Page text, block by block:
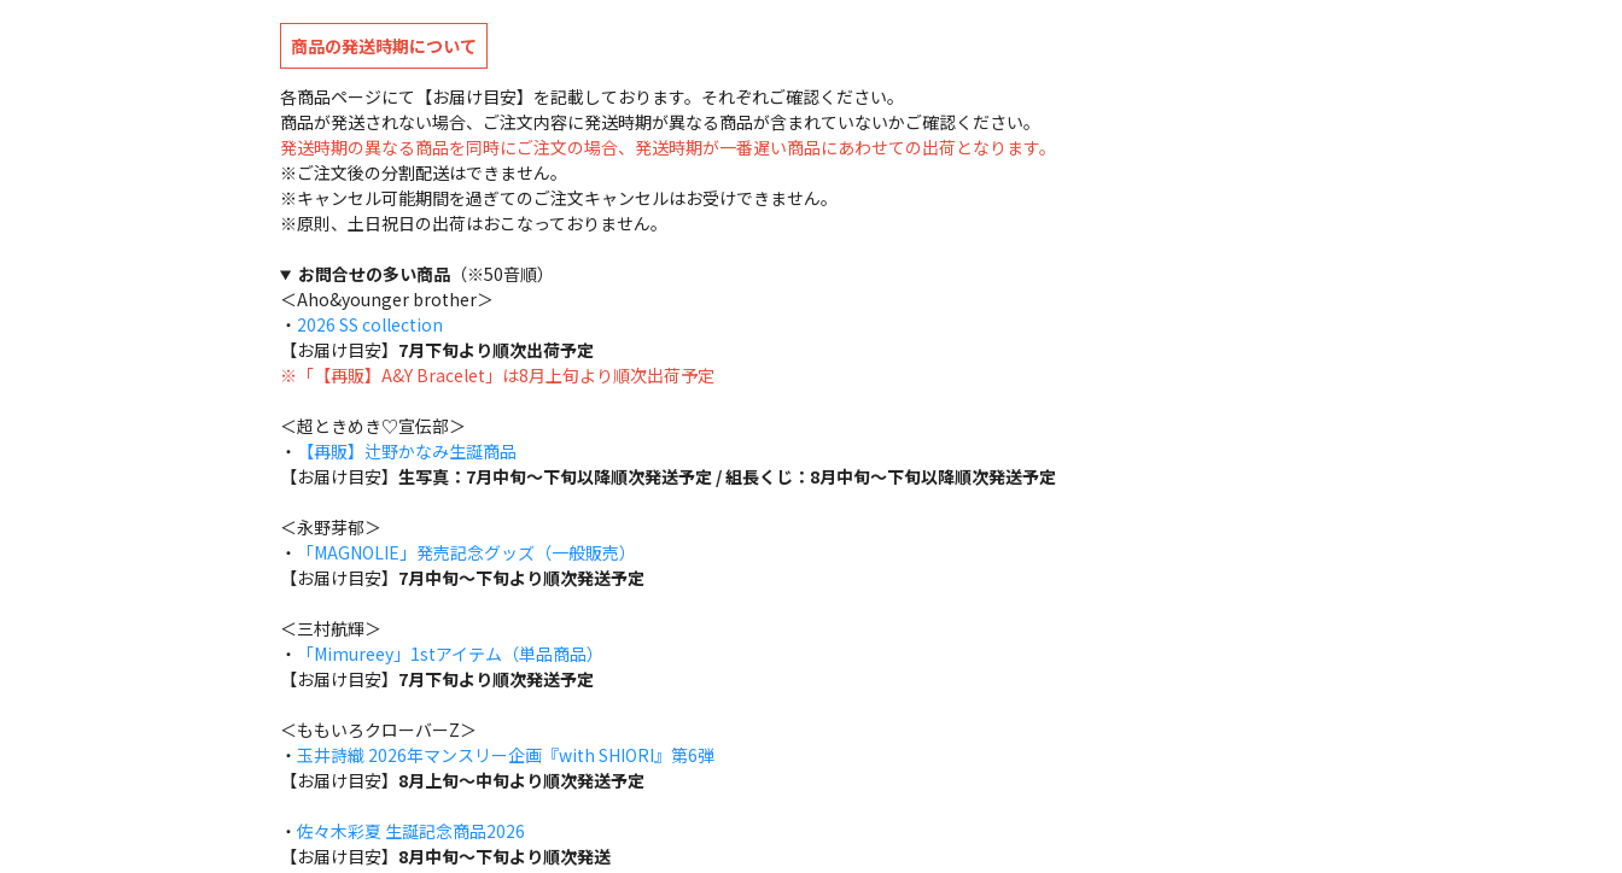
商品の発送時期について
各商品ページにて【お届け目安】を記載しております。それぞれご確認ください。
商品が発送されない場合、ご注文内容に発送時期が異なる商品が含まれていないかご確認ください。
発送時期の異なる商品を同時にご注文の場合、発送時期が一番遅い商品にあわせての出荷となります。
※ご注文後の分割配送はできません。
※キャンセル可能期間を過ぎてのご注文キャンセルはお受けできません。
※原則、土日祝日の出荷はおこなっておりません。
お問合せの多い商品（※50音順）
＜Aho&younger brother＞
・ 2026 SS collection
【お届け目安】 7月下旬より順次出荷予定
※「【再販】A&Y Bracelet」は8月上旬より順次出荷予定
＜超ときめき♡宣伝部＞
・
【再販】辻野かなみ生誕商品
【お届け目安】 生写真：7月中旬～下旬以降順次発送予定 / 組長くじ：8月中旬～下旬以降順次発送予定
＜永野芽郁＞
・
「MAGNOLIE」発売記念グッズ（一般販売）
【お届け目安】 7月中旬～下旬より順次発送予定
＜三村航輝＞
・
「Mimureey」1stアイテム（単品商品）
【お届け目安】 7月下旬より順次発送予定
＜ももいろクローバーZ＞
・ 玉井詩織 2026年マンスリー企画『with SHIORI』第6弾
【お届け目安】 8月上旬～中旬より順次発送予定
・ 佐々木彩夏 生誕記念商品2026
【お届け目安】 8月中旬～下旬より順次発送